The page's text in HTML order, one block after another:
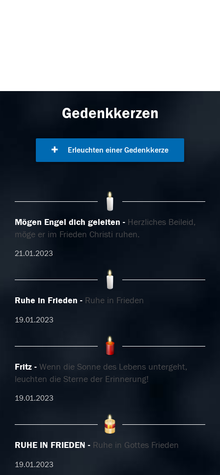
Gedenkkerzen
Erleuchten einer Gedenkkerze
Mögen Engel dich geleiten
Herzliches Beileid,
möge er im Frieden Christi ruhen.
21.01.2023
Ruhe in Frieden Ruhe in Frieden
19.01.2023
Fritz
Wenn die Sonne des Lebens untergeht,
leuchten die Sterne der Erinnerung!
19.01.2023
RUHE IN FRIEDEN Ruhe in Gottes Frieden
19.01.2023